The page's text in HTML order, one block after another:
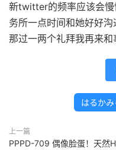
新twitter的频率应该会
务所一点时间和她好好
那过一两个礼拜我再来
はるかみ
上一篇
PPPD-709 偶像脸蛋！天然